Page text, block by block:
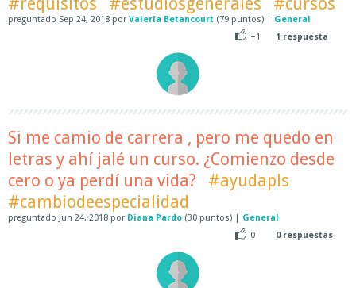
preguntado Sep 24, 2018 por Valeria Betancourt (79 puntos) | General
+1
1 respuesta
Si me camio de carrera , pero me quedo en
letras y ahí jalé un curso. ¿Comienzo desde
cero o ya perdí una vida?
#ayudapls
#cambiodeespecialidad
preguntado Jun 24, 2018 por Diana Pardo (30 puntos) | General
0
0respuestas